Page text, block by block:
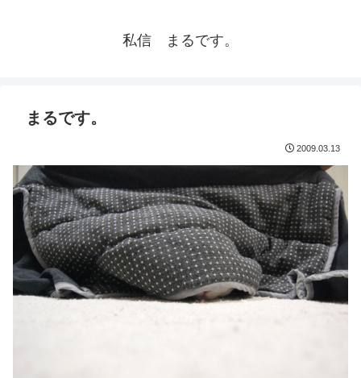
私信 まるです。
まるです。
2009.03.13